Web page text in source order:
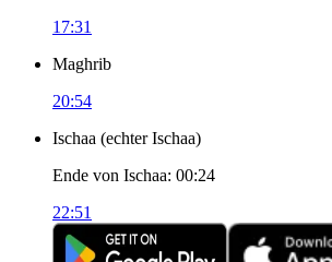
17:31
Maghrib
20:54
Ischaa (echter Ischaa)
Ende von Ischaa: 00:24
22:51